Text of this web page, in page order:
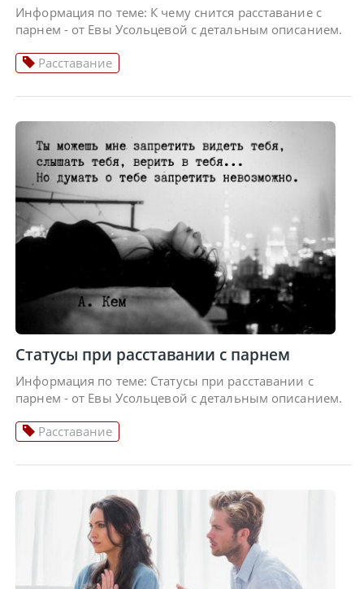
Информация по теме: К чему снится расставание с
парнем - от Евы Усольцевой с детальным описанием.
Расставание
Статусы при расставании с парнем
Информация по теме: Статусы при расставании с
парнем - от Евы Усольцевой с детальным описанием.
Расставание